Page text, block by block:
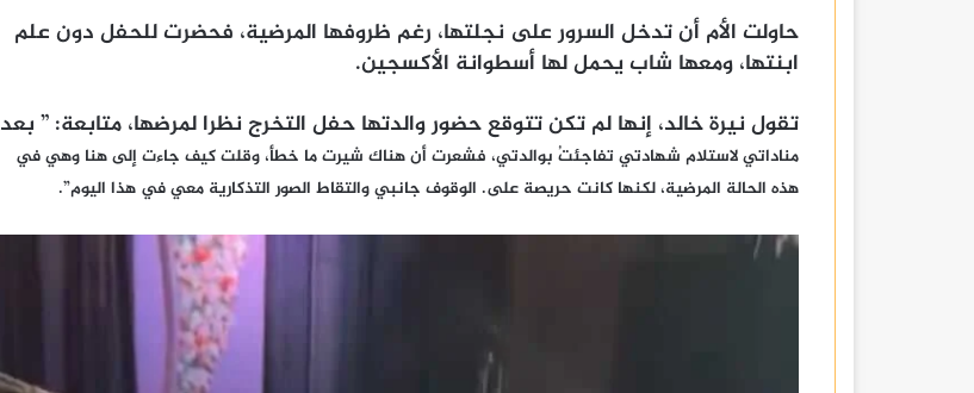
حاولت الأم أن تدخل السرور على نجلتها، رغم ظروفها المرضية، فحضرت للحفل دون علم
ابنتها، ومعها شاب يحمل لها أسطوانة الأكسجين.
تقول نيرة خالد، إنها لم تكن تتوقع حضور والدتها حفل التخرج نظرا لمرضها، متابعة: ” بعد
مناداتي لاستلام شهادتي تفاجئتُ بوالدتي، فشعرت أن هناك شيرت ما خطأ، وقلت كيف جاءت إلى هنا وهي في
هذه الحالة المرضية، لكنها كانت حريصة على. الوقوف جانبي والتقاط الصور التذكارية معي في هذا اليوم”.